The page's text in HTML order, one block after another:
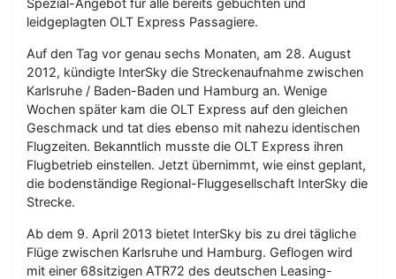
Spezial-Angebot für alle bereits gebuchten und
leidgeplagten OLT Express Passagiere.
Auf den Tag vor genau sechs Monaten, am 28. August
2012, kündigte InterSky die Streckenaufnahme zwischen
Karlsruhe / Baden-Baden und Hamburg an. Wenige
Wochen später kam die OLT Express auf den gleichen
Geschmack und tat dies ebenso mit nahezu identischen
Flugzeiten. Bekanntlich musste die OLT Express ihren
Flugbetrieb einstellen. Jetzt übernimmt, wie einst geplant,
die bodenständige Regional-Fluggesellschaft InterSky die
Strecke.
Ab dem 9. April 2013 bietet InterSky bis zu drei tägliche
Flüge zwischen Karlsruhe und Hamburg. Geflogen wird
mit einer 68sitzigen ATR72 des deutschen Leasing-